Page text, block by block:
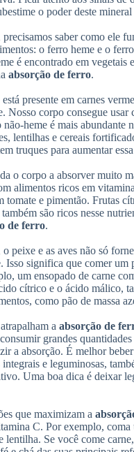
o poder deste mineral
saber como ele
o ferro heme e o
é encontrado em vegetais
absorção de ferro.
presente em carnes
corpo consegue
heme é mais abundante
lentilhas e cereais
truques para aumentar
o corpo a absorver muito
alimentos ricos em
e pimentão. Frutas
são ricos nesse
de ferro.
peixe e as aves não só
Isso significa que comer
um ensopado de carne
cítrico e o ácido málico,
como pão de massa
a absorção de
grandes
a absorção. É melhor
e leguminosas,
Uma boa dica é deixar
que maximizam a
C. Por exemplo,
Se você come